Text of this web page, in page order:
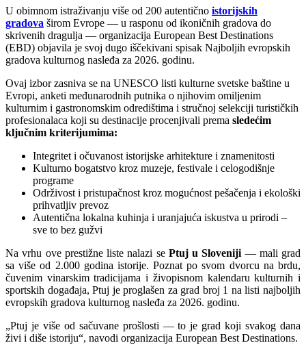
U obimnom istraživanju više od 200 autentično istorijskih
gradova širom Evrope — u rasponu od ikoničnih gradova do
skrivenih dragulja — organizacija European Best Destinations
(EBD) objavila je svoj dugo iščekivani spisak Najboljih evropskih
gradova kulturnog nasleđa za 2026. godinu.
Ovaj izbor zasniva se na UNESCO listi kulturne svetske baštine u
Evropi, anketi međunarodnih putnika o njihovim omiljenim
kulturnim i gastronomskim odredištima i stručnoj selekciji turističkih
profesionalaca koji su destinacije procenjivali prema sledećim
ključnim kriterijumima:
Integritet i očuvanost istorijske arhitekture i znamenitosti
Kulturno bogatstvo kroz muzeje, festivale i celogodišnje
programe
Održivost i pristupačnost kroz mogućnost pešačenja i ekološki
prihvatljiv prevoz
Autentična lokalna kuhinja i uranjajuća iskustva u prirodi –
sve to bez gužvi
Na vrhu ove prestižne liste nalazi se Ptuj u Sloveniji — mali grad
sa više od 2.000 godina istorije. Poznat po svom dvorcu na brdu,
čuvenim vinarskim tradicijama i živopisnom kalendaru kulturnih i
sportskih događaja, Ptuj je proglašen za grad broj 1 na listi najboljih
evropskih gradova kulturnog nasleđa za 2026. godinu.
„Ptuj je više od sačuvane prošlosti — to je grad koji svakog dana
živi i diše istoriju“, navodi organizacija European Best Destinations.